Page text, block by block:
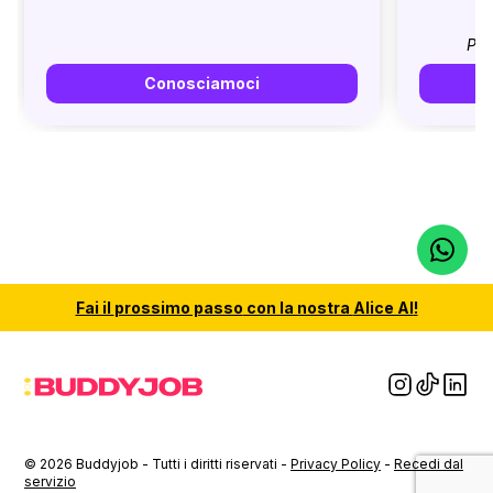
Conosciamoci
Fai il prossimo passo con la nostra Alice AI!
© 2026 Buddyjob - Tutti i diritti riservati - Privacy Policy - Recedi dal
servizio